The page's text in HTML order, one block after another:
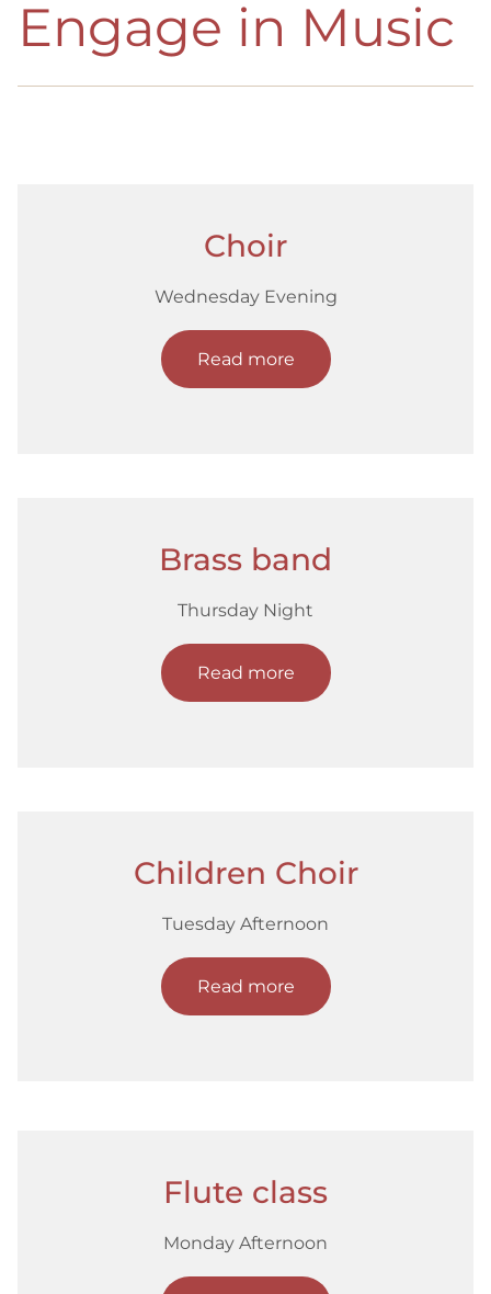
Engage in Music
Choir
Wednesday Evening
Read more
Brass band
Thursday Night
Read more
Children Choir
Tuesday Afternoon
Read more
Flute class
Monday Afternoon